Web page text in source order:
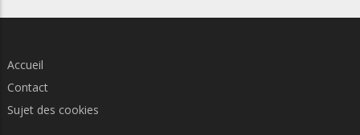
Accueil
Contact
Sujet des cookies